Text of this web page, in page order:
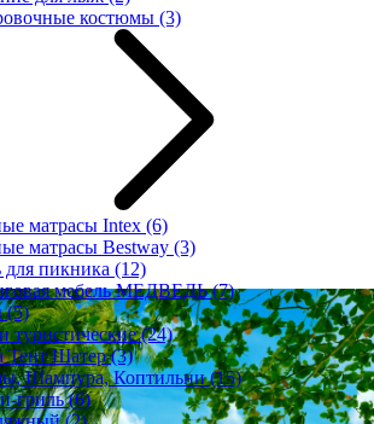
костюмы (3)
матрасы Intex (6)
матрасы Bestway (3)
пикника (12)
мебель МЕДВЕДЬ(7)
(5)
туристические(24)
Тент Шатер(3)
Шампура, Коптильни(15)
гриль(6)